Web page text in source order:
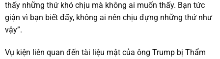
thấy những thứ khó chịu mà không ai muốn thấy. Bạn tức
giận vì bạn biết đấy, không ai nên chịu đựng những thứ như
vậy”.
Vụ kiện liên quan đến tài liệu mật của ông Trump bị Thẩm